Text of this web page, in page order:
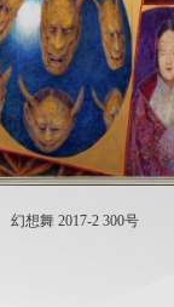
幻想舞 2017-2 300号